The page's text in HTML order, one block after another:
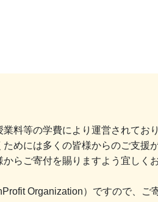
料等の学費により運営されてお
めには多くの皆様からのご支援
らご寄付を賜りますよう宜しく
Organization）ですので、ご